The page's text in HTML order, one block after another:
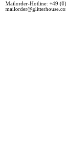
Mailorder-Hotline: +49